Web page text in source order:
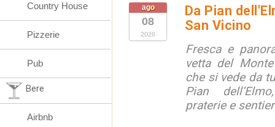
ago
08
2026
Da Pian
San Vicino
Fresca e
vetta del
che si vede da
Pian
praterie e
Country House
Pizzerie
Pub
Bere
Airbnb